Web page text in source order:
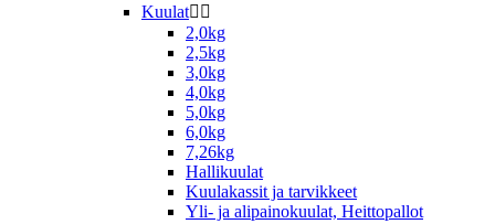
Kuulat 
2,0kg
2,5kg
3,0kg
4,0kg
5,0kg
6,0kg
7,26kg
Hallikuulat
Kuulakassit ja tarvikkeet
Yli- ja alipainokuulat, Heittopallot